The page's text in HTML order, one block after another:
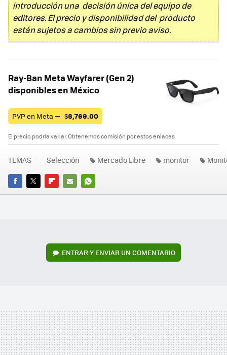
introducción una decisión única del equipo de
editores. El precio y disponibilidad del producto
están sujetos a cambios sin previo aviso.
Ray-Ban Meta Wayfarer (Gen 2)
disponibles en México
PVP en Meta — $8,769.00
El precio podría variar. Obtenemos comisión por estos enlaces
FACEBOOK
TWITTERFLIPBOARD
E-
WHATSAPP
TEMAS Selección Mercado Libre monitor
ENTRAR Y ENVIAR UN COMENTARIO